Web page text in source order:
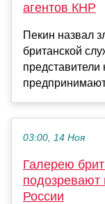
агентов КНР
Пекин назвал
британской
представители
03:00, 14 Ноя
Галерею
подозревают
России